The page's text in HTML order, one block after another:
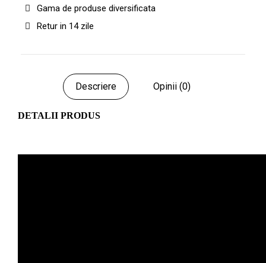
Gama de produse diversificata
Retur in 14 zile
Descriere Opinii (0)
DETALII PRODUS